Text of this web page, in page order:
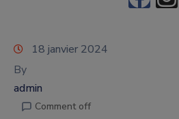
18 janvier 2024
By
admin
Comment off